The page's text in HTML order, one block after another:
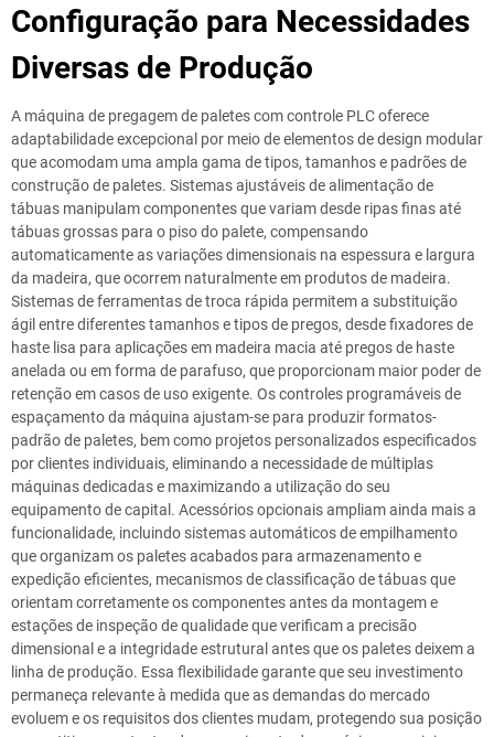
Configuração para Necessidades
Diversas de Produção
A máquina de pregagem de paletes com controle PLC oferece
adaptabilidade excepcional por meio de elementos de design modular
que acomodam uma ampla gama de tipos, tamanhos e padrões de
construção de paletes. Sistemas ajustáveis de alimentação de
tábuas manipulam componentes que variam desde ripas finas até
tábuas grossas para o piso do palete, compensando
automaticamente as variações dimensionais na espessura e largura
da madeira, que ocorrem naturalmente em produtos de madeira.
Sistemas de ferramentas de troca rápida permitem a substituição
ágil entre diferentes tamanhos e tipos de pregos, desde fixadores de
haste lisa para aplicações em madeira macia até pregos de haste
anelada ou em forma de parafuso, que proporcionam maior poder de
retenção em casos de uso exigente. Os controles programáveis de
espaçamento da máquina ajustam-se para produzir formatos-
padrão de paletes, bem como projetos personalizados especificados
por clientes individuais, eliminando a necessidade de múltiplas
máquinas dedicadas e maximizando a utilização do seu
equipamento de capital. Acessórios opcionais ampliam ainda mais a
funcionalidade, incluindo sistemas automáticos de empilhamento
que organizam os paletes acabados para armazenamento e
expedição eficientes, mecanismos de classificação de tábuas que
orientam corretamente os componentes antes da montagem e
estações de inspeção de qualidade que verificam a precisão
dimensional e a integridade estrutural antes que os paletes deixem a
linha de produção. Essa flexibilidade garante que seu investimento
permaneça relevante à medida que as demandas do mercado
evoluem e os requisitos dos clientes mudam, protegendo sua posição